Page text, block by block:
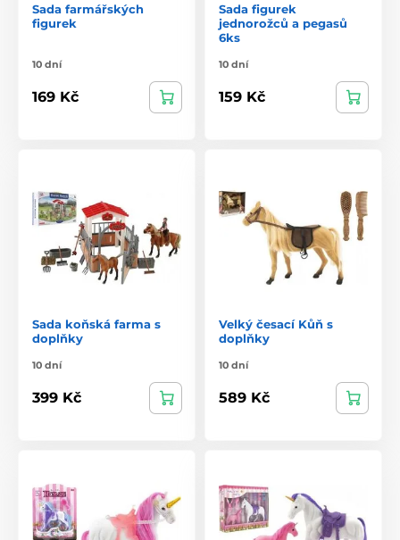
Sada farmářských
figurek
10 dní
169 Kč
Sada figurek
jednorožců a pegasů
6ks
10 dní
159 Kč
Sada koňská farma s
doplňky
10 dní
399 Kč
Velký česací Kůň s
doplňky
10 dní
589 Kč